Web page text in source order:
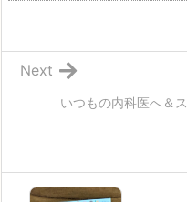
いつもの内科医へ＆
Next